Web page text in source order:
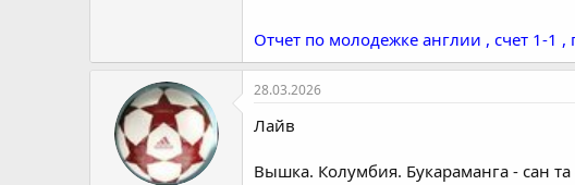
Отчет по молодежке англии , счет 1-1
28.03.2026
Лайв
Вышка. Колумбия. Букараманга - сан